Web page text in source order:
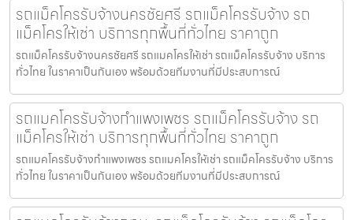
รถแม็คโครรับจ้างนครชัยศรี รถแม็คโครรับจ้าง รถ
แม็คโครให้เช่า บริการทุกพื้นที่ทั่วไทย ราคาถูก
รถแม็คโครรับจ้างนครชัยศรี รถแมคโครให้เช่า รถแม็คโครรับจ้าง บริการ
ทั่วไทย ในราคาเป็นกันเอง พร้อมด้วยทีมงานที่มีประสบการณ์
รถแมคโครรับจ้างกำแพงเพชร รถแม็คโครรับจ้าง รถ
แม็คโครให้เช่า บริการทุกพื้นที่ทั่วไทย ราคาถูก
รถแมคโครรับจ้างกำแพงเพชร รถแมคโครให้เช่า รถแม็คโครรับจ้าง บริการ
ทั่วไทย ในราคาเป็นกันเอง พร้อมด้วยทีมงานที่มีประสบการณ์